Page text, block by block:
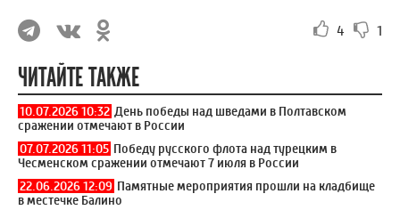
4 1
ЧИТАЙТЕ ТАКЖЕ
10.07.2026 10:32 День победы над шведами в Полтавском
сражении отмечают в России
07.07.2026 11:05 Победу русского флота над турецким в
Чесменском сражении отмечают 7 июля в России
22.06.2026 12:09 Памятные мероприятия прошли на кладбище
в местечке Балино